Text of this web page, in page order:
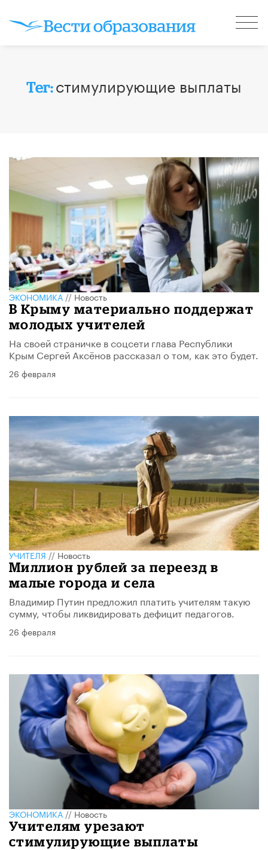
Тег:стимулирующие выплаты
ЭКОНОМИКА//Новость
В Крыму материально поддержат
молодых учителей
На своей страничке в соцсети глава Республики
Крым Сергей Аксёнов рассказал о том, как это будет.
26 февраля
УЧИТЕЛЯ//Новость
Миллион рублей за переезд в
малые города и села
Владимир Путин предложил платить учителям такую
сумму, чтобы ликвидировать дефицит педагогов.
26 февраля
ЭКОНОМИКА//Новость
Учителям урезают
стимулирующие выплаты